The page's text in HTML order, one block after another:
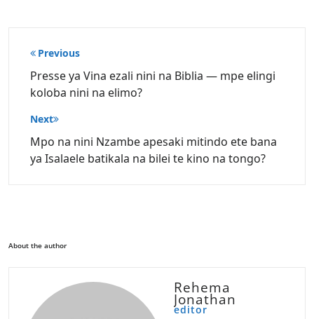
Post
navigation
Previous
Presse ya Vina ezali nini na Biblia — mpe elingi
koloba nini na elimo?
Next
Mpo na nini Nzambe apesaki mitindo ete bana
ya Isalaele batikala na bilei te kino na tongo?
About the author
Rehema
Jonathan
editor